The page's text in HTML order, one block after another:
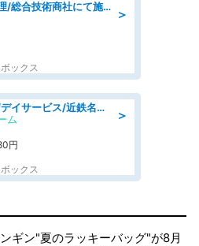
＞
工事・土木施工管理/総合技術商社にて施工管理のお仕事/即日勤務可/車通勤可/工事・土木施工管理/生産・品質管理
ックス
＞
介護職・ヘルパー/デイサービス/近鉄名古屋線 高田本山/津市/三重県
ム
円
ックス
ギン"夏のラッキーバッグ"が8月